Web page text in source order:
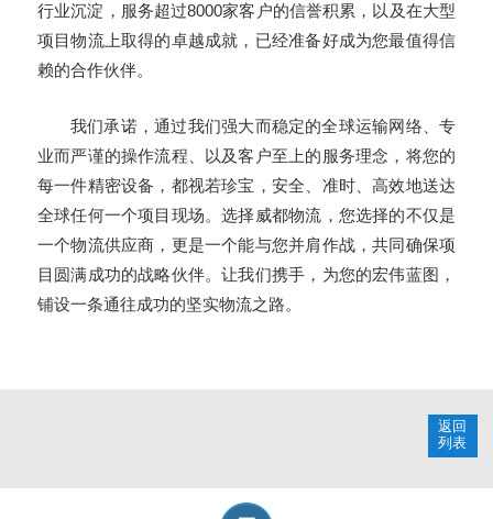
行业沉淀，服务超过8000家客户的信誉积累，以及在大型
项目物流上取得的卓越成就，已经准备好成为您最值得信
赖的合作伙伴。
我们承诺，通过我们强大而稳定的全球运输网络、专
业而严谨的操作流程、以及客户至上的服务理念，将您的
每一件精密设备，都视若珍宝，安全、准时、高效地送达
全球任何一个项目现场。选择威都物流，您选择的不仅是
一个物流供应商，更是一个能与您并肩作战，共同确保项
目圆满成功的战略伙伴。让我们携手，为您的宏伟蓝图，
铺设一条通往成功的坚实物流之路。
返回
列表